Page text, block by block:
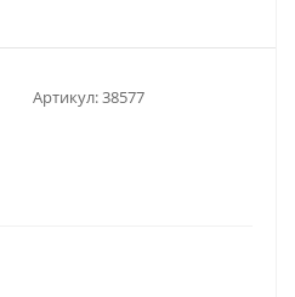
Артикул:38577